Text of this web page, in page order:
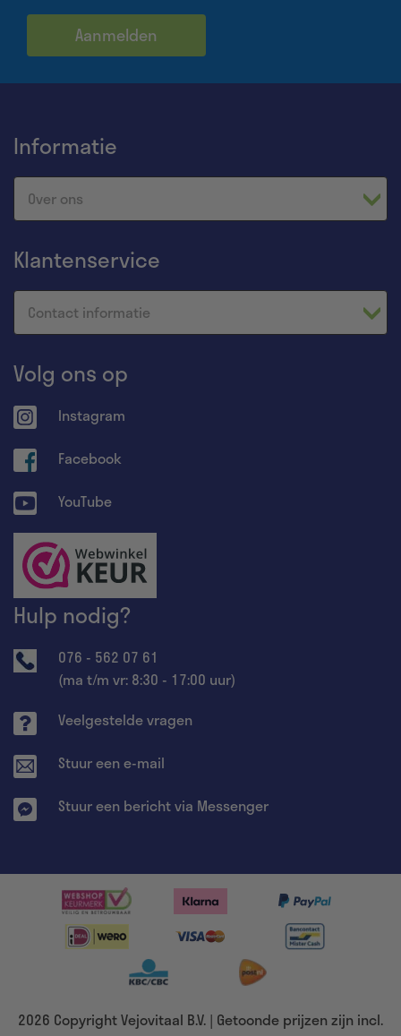
Aanmelden
Informatie
Over ons
Klantenservice
Contact informatie
Volg ons op
Instagram
Facebook
YouTube
Hulp nodig?
076 - 562 07 61
(ma t/m vr: 8:30 - 17:00 uur)
Veelgestelde vragen
Stuur een e-mail
Stuur een bericht via Messenger
2026 Copyright Vejovitaal B.V. | Getoonde prijzen zijn incl.